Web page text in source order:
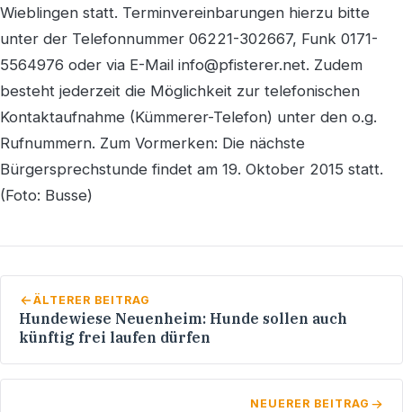
Wieblingen statt. Terminvereinbarungen hierzu bitte
unter der Telefonnummer 06221-302667, Funk 0171-
5564976 oder via E-Mail info@pfisterer.net. Zudem
besteht jederzeit die Möglichkeit zur telefonischen
Kontaktaufnahme (Kümmerer-Telefon) unter den o.g.
Rufnummern. Zum Vormerken: Die nächste
Bürgersprechstunde findet am 19. Oktober 2015 statt.
(Foto: Busse)
ÄLTERER BEITRAG
Hundewiese Neuenheim: Hunde sollen auch
künftig frei laufen dürfen
NEUERER BEITRAG